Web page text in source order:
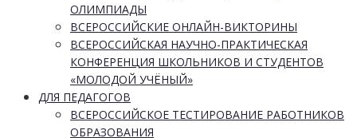
ОЛИМПИАДЫ
ВСЕРОССИЙСКИЕ ОНЛАЙН-ВИКТОРИНЫ
ВСЕРОССИЙСКАЯ НАУЧНО-ПРАКТИЧЕСКАЯ
КОНФЕРЕНЦИЯ ШКОЛЬНИКОВ И СТУДЕНТОВ
«МОЛОДОЙ УЧЁНЫЙ»
ДЛЯ ПЕДАГОГОВ
ВСЕРОССИЙСКОЕ ТЕСТИРОВАНИЕ РАБОТНИКОВ
ОБРАЗОВАНИЯ